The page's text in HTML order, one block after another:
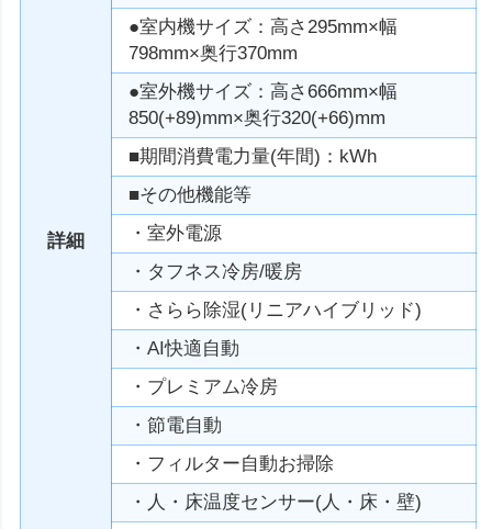
詳細
●室内機サイズ：高さ295mm×幅
798mm×奥行370mm
●室外機サイズ：高さ666mm×幅
850(+89)mm×奥行320(+66)mm
■期間消費電力量(年間)：kWh
■その他機能等
・室外電源
・タフネス冷房/暖房
・さらら除湿(リニアハイブリッド)
・AI快適自動
・プレミアム冷房
・節電自動
・フィルター自動お掃除
・人・床温度センサー(人・床・壁)